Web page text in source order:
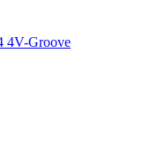
4V-Groove